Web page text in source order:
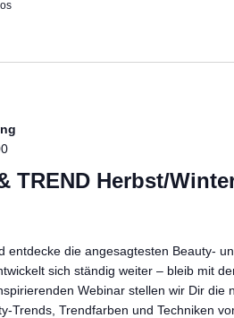
TREND Herbst/
entdecke die angesagtesten Beauty-
sich ständig weiter – bleib mit
Webinar stellen wir Dir die
Trends, Trendfarben und Techniken